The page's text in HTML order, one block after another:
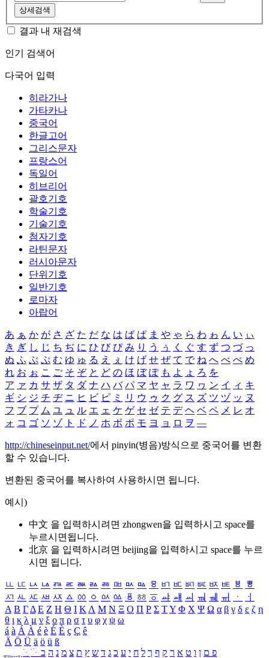
상세검색
결과 내 재검색
인기 검색어
다국어 입력
히라가나
가타카나
중국어
한글고어
그리스문자
프랑스어
독일어
히브리어
괄호기호
학술기호
기술기호
첨자기호
라틴문자
러시아문자
단위기호
일반기호
로마자
아랍어
あ ぁ か が さ ざ た だ な は ば ぱ ま や ゃ ら わ ゎ ん い ぃ
き ぎ し じ ち ぢ に ひ び ぴ み り う ぅ く ぐ す ず つ づ っ
ぬ ふ ぶ ぷ む ゆ ゅ る え ぇ け げ せ ぜ て で ね へ べ ぺ め
れ お ぉ こ ご そ ぞ と ど の ほ ぼ ぽ も よ ょ ろ を
ア ァ カ サ ザ タ ダ ナ ハ バ パ マ ヤ ャ ラ ワ ヮ ン イ ィ キ
ギ シ ジ チ ヂ ニ ヒ ビ ピ ミ リ ウ ゥ ク グ ス ズ ツ ヅ ッ ヌ
フ ブ プ ム ユ ュ ル エ ェ ケ ゲ セ ゼ テ デ ヘ ベ ペ メ レ オ
ォ コ ゴ ソ ゾ ト ド ノ ホ ボ ポ モ ヨ ョ ロ ヲ ―
http://chineseinput.net/에서 pinyin(병음)방식으로 중국어를 변환
할 수 있습니다.
변환된 중국어를 복사하여 사용하시면 됩니다.
예시)
中文 을 입력하시려면 zhongwen을 입력하시고 space를
누르시면됩니다.
北京 을 입력하시려면 beijing을 입력하시고 space를 누르
시면 됩니다.
ㅥ ㅦ ㅧ ㅨ ㅩ ㅪ ㅫ ㅬ ㅭ ㅮ ㅯ ㅰ ㅱ ㅲ ㅳ ㅴ ㅵ ㅶ ㅷ ㅸ
ㅹ
ㅺ ㅻ ㅼ ㅽ ㅾ ㅿ ㆀ ㆁ ㆂ ㆃ ㆄ ㆅ ㆆ ㆇ ㆈ ㆉ ㆊ ㆋ ㆌ ㆍ
ㆎ
Α Β ΓΔ Ε Ζ Η Θ Ι ΚΛ Μ Ν Ξ Ο Π Ρ Σ ΤΥ Φ Χ Ψ Ω α β γ δ ε ζ η
θ ι κ λ μ ν ξ ο π ρ σ τ υ φ χ ψ ω
á à Á À é è É È ç Ç ê
Ä Ö Ü ä ö ü ß
ִֶֹ ֻּ ׁׂ פ ם ן ו ט א ר ק ף ך ל ח י ע כ ג ד ש ץ ת צ מ נ ה ב